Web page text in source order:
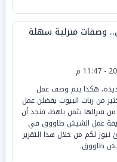
وصفات منزلية سهلة
هكذا يتم وصف عمل
من ربات البيوت يفضلن عمل
شرائها بثمن باهظ، فنجد أن
عمل الشيش طاووق في
نيوز لكم من خلال هذا التقرير
طاووق.